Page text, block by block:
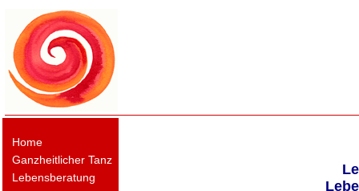
Home
Ganzheitlicher Tanz
Lebensberatung